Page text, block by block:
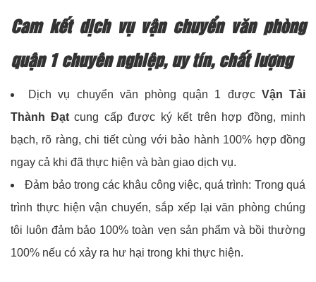
Cam kết dịch vụ vận chuyển văn phòng
quận 1 chuyên nghiệp, uy tín, chất lượng
Dịch vụ chuyển văn phòng quận 1 được Vận Tải
Thành Đạtcung cấp được ký kết trên hợp đồng, minh
bạch, rõ ràng, chi tiết cùng với bảo hành 100% hợp đồng
ngay cả khi đã thực hiện và bàn giao dịch vụ.
Đảm bảo trong các khâu công việc, quá trình: Trong quá
trình thực hiện vận chuyển, sắp xếp lại văn phòng chúng
tôi luôn đảm bảo 100% toàn vẹn sản phẩm và bồi thường
100% nếu có xảy ra hư hại trong khi thực hiện.